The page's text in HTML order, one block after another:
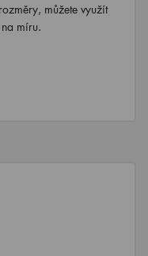
můžete využít
míru.